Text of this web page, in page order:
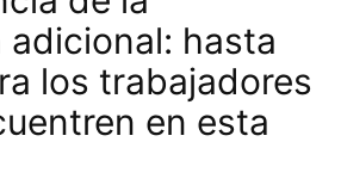
hasta
los trabajadores
en esta